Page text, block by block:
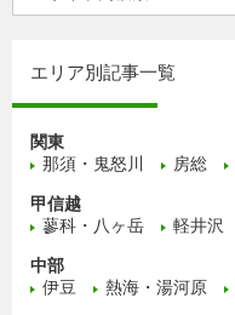
エリア別記事一覧
関東
那須・鬼怒川
房総
甲信越
蓼科・八ヶ岳
軽井沢
中部
伊豆
熱海・湯河原